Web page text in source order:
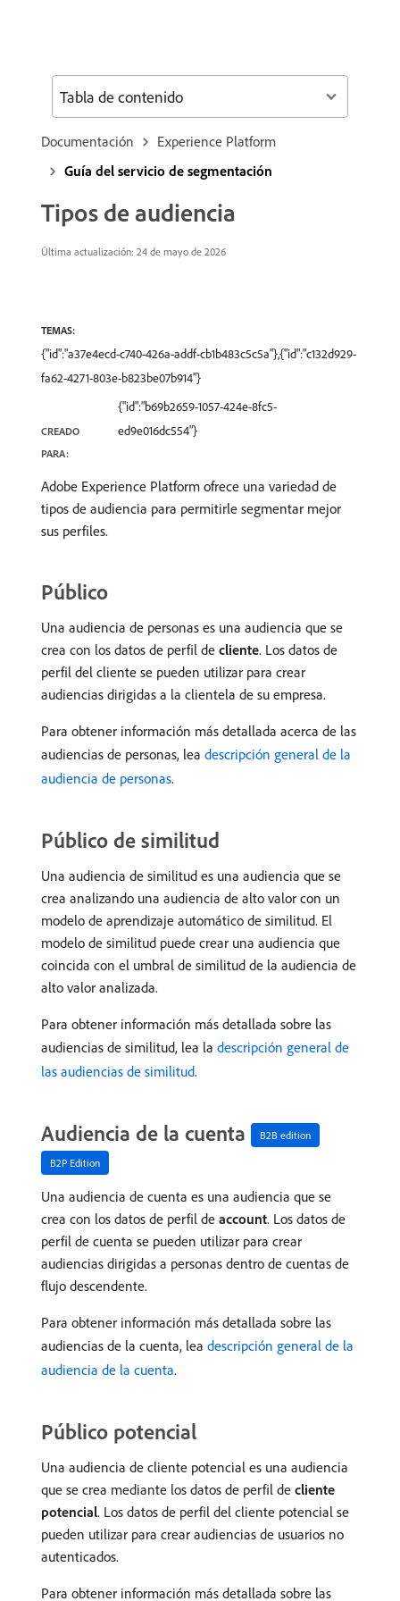
Documentación
Experience Platform
Guía del servicio de segmentación
Tipos de audiencia
Última actualización: 24 de mayo de 2026
TEMAS:
{"id":"a37e4ecd-c740-426a-addf-cb1b483c5c5a"},{"id":"c132d929-
fa62-4271-803e-b823be07b914"}
CREADO
PARA:
{"id":"b69b2659-1057-424e-8fc5-
ed9e016dc554"}
Adobe Experience Platform ofrece una variedad de
tipos de audiencia para permitirle segmentar mejor
sus perfiles.
Público
Una audiencia de personas es una audiencia que se
crea con los datos de perfil de cliente. Los datos de
perfil del cliente se pueden utilizar para crear
audiencias dirigidas a la clientela de su empresa.
Para obtener información más detallada acerca de las
audiencias de personas, lea descripción general de la
audiencia de personas.
Público de similitud
Una audiencia de similitud es una audiencia que se
crea analizando una audiencia de alto valor con un
modelo de aprendizaje automático de similitud. El
modelo de similitud puede crear una audiencia que
coincida con el umbral de similitud de la audiencia de
alto valor analizada.
Para obtener información más detallada sobre las
audiencias de similitud, lea la descripción general de
las audiencias de similitud.
Audiencia de la cuenta B2B edition
B2P Edition
Una audiencia de cuenta es una audiencia que se
crea con los datos de perfil de account. Los datos de
perfil de cuenta se pueden utilizar para crear
audiencias dirigidas a personas dentro de cuentas de
flujo descendente.
Para obtener información más detallada sobre las
audiencias de la cuenta, lea descripción general de la
audiencia de la cuenta.
Público potencial
Una audiencia de cliente potencial es una audiencia
que se crea mediante los datos de perfil de cliente
potencial. Los datos de perfil del cliente potencial se
pueden utilizar para crear audiencias de usuarios no
autenticados.
Para obtener información más detallada sobre las
Tabla de contenido